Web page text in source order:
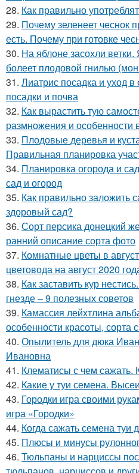
28. Как правильно
29. Почему зеленеет чеснок
есть. Почему при готовке
30. На яблоне засохли
болеет плодовой гнилью
31. Лиатрис посадка и уход
посадки и почва
32. Как вырастить тую
размножения и
33. Плодовые деревья и
Правильная планировка
34. Планировка огорода и
сад и огород
35. Как правильно заложить
здоровый сад?
36. Сорт персика донецкий
ранний описание сорта фото
37. Комнатные цветы в
цветовода на август 2020
38. Как заставить кур
гнезде – 9 полезных советов
39. Камассия лейхтлина
особенности красоты, сорта
40. Опылитель для дюка
Ивановна
41. Клематисы с чем сажать.
42. Какие у туи семена.
43. Городки игра своими
игра «Городки»
44. Когда сажать семена туи
45. Плюсы и минусы
46. Тюльпаны и нарциссы